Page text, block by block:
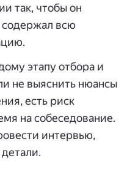
так, чтобы он
содержал всю
этапу отбора и
не выяснить нюансы
есть риск
на собеседование.
интервью,